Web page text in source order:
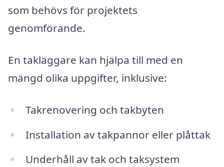
som behövs för projektets
genomförande.
En takläggare kan hjälpa till med en
mängd olika uppgifter, inklusive:
Takrenovering och takbyten
Installation av takpannor eller plåttak
Underhåll av tak och taksystem